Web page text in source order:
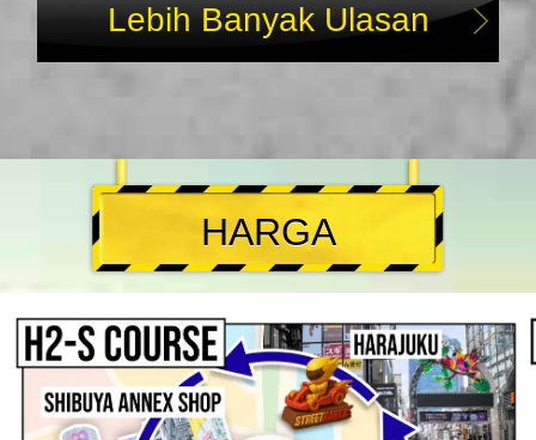
Lebih Banyak Ulasan
HARGA